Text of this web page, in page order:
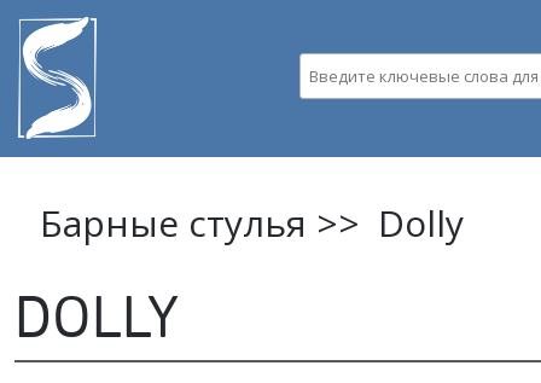
Барные стулья >> Dolly
DOLLY